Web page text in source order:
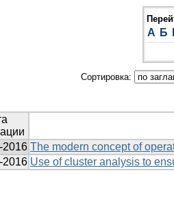
А Б
Сортировка:
2016 The modern concept of
2016 Use of cluster analysis to